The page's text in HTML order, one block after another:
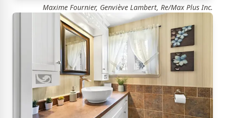
Maxime Fournier, Genviève Lambert, Re/Max Plus Inc.